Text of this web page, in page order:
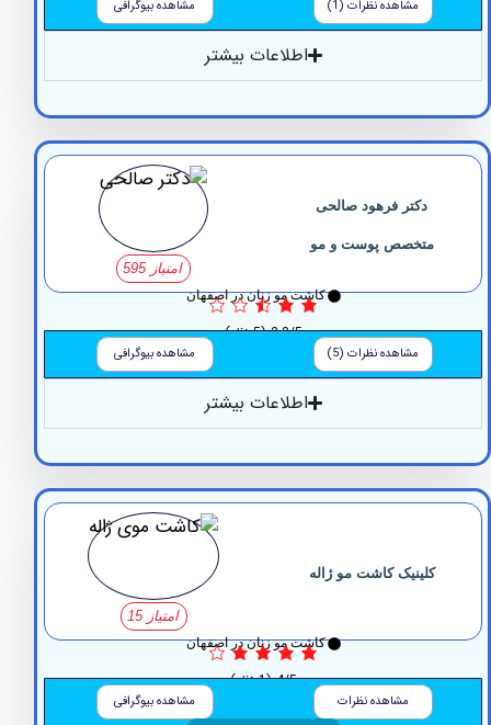
مشاهده نظرات (1) مشاهده بیوگرافی
اطلاعات بیشتر
دکتر فرهود صالحی
متخصص پوست و مو
کاشت مو زنان در اصفهان
2.2/5 (5 نظر)
مشاهده نظرات (5) مشاهده بیوگرافی
اطلاعات بیشتر
کلینیک کاشت مو ژاله
کاشت مو زنان در اصفهان
4/5 (1 نظر)
مشاهده نظرات مشاهده بیوگرافی